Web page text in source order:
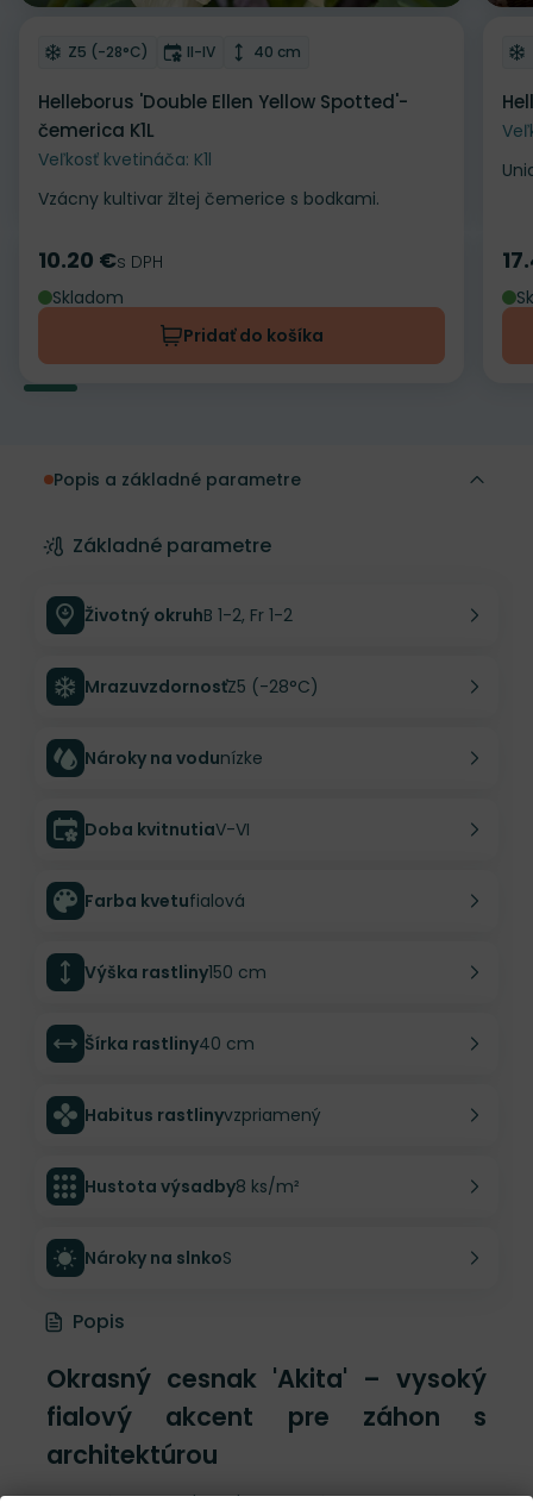
Odober do zoznamu želaní
Mrazuvzdornosť
Z5 (-28°C) Doba kvitnutia
II-IV Výška rastliny
40 cm
Helleborus 'Double Ellen Yellow Spotted'-
čemerica K1L
Veľkosť kvetináča: K1l
Vzácny kultivar žltej čemerice s bodkami.
Cena
10.20 €s DPH
Skladom
Pridať do košíka
Popis a základné parametre
Základné parametre
Životný okruhB 1-2, Fr 1-2
MrazuvzdornosťZ5 (-28°C)
Nároky na vodunízke
Doba kvitnutiaV-VI
Farba kvetufialová
Výška rastliny150 cm
Šírka rastliny40 cm
Habitus rastlinyvzpriamený
Hustota výsadby8 ks/m²
Nároky na slnkoS
Popis
Okrasný cesnak 'Akita' – vysoký
fialový akcent pre záhon s
architektúrou
Okrasný cesnak 'Akita' je fialový architekt záhona,